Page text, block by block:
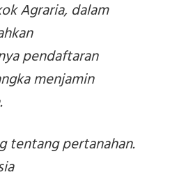
Agraria, dalam
pendaftaran
menjamin
tentang pertanahan.